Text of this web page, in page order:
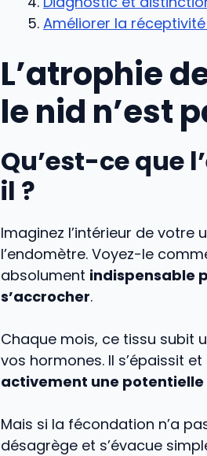
Améliorer la
L’atrophie
le nid n’est
Qu’est-ce que
il ?
Imaginez l’intérieur de votre
l’endomètre. Voyez-le
absolument indispensable
s’accrocher.
Chaque mois, ce tissu subit
vos hormones. Il s’épaissit
activement une
Mais si la fécondation n’a
désagrège et s’évacue